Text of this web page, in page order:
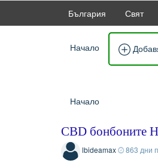
България Свят
Начало
Начало
CBD бонбоните
lbideamax 863 дни